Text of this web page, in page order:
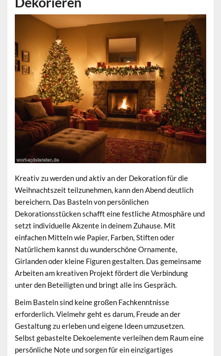
Kreativ zu werden und aktiv an der Dekoration für die
Weihnachtszeit teilzunehmen, kann den Abend deutlich
bereichern. Das Basteln von persönlichen
Dekorationsstücken schafft eine festliche Atmosphäre und
setzt individuelle Akzente in deinem Zuhause. Mit
einfachen Mitteln wie Papier, Farben, Stiften oder
Natürlichem kannst du wunderschöne Ornamente,
Girlanden oder kleine Figuren gestalten. Das gemeinsame
Arbeiten am kreativen Projekt fördert die Verbindung
unter den Beteiligten und bringt alle ins Gespräch.
Beim Basteln sind keine großen Fachkenntnisse
erforderlich. Vielmehr geht es darum, Freude an der
Gestaltung zu erleben und eigene Ideen umzusetzen.
Selbst gebastelte Dekoelemente verleihen dem Raum eine
persönliche Note und sorgen für ein einzigartiges